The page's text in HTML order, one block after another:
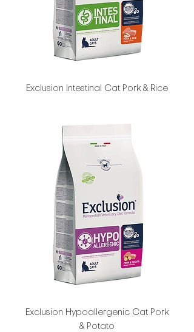
Exclusion Intestinal Cat Pork & Rice
Exclusion Hypoallergenic Cat Pork
& Potato